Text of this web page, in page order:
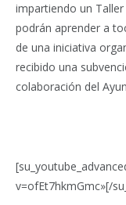
impartiendo un
podrán aprender a
de una iniciativa
recibido una
colaboración del
v=ofEt7hkmGmc»[/